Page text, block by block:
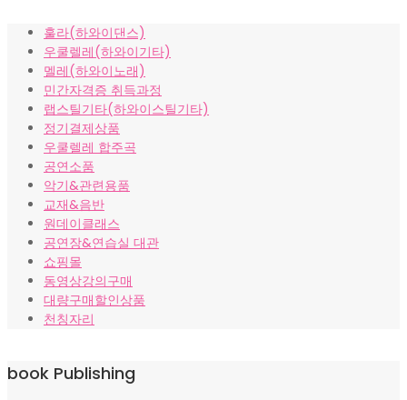
격:
₩10,000.
격:
₩8,000.
훌라(하와이댄스)
우쿨렐레(하와이기타)
멜레(하와이노래)
민간자격증 취득과정
랩스틸기타(하와이스틸기타)
정기결제상품
우쿨렐레 합주곡
공연소품
악기&관련용품
교재&음반
원데이클래스
공연장&연습실 대관
쇼핑몰
동영상강의구매
대량구매할인상품
천칭자리
book Publishing